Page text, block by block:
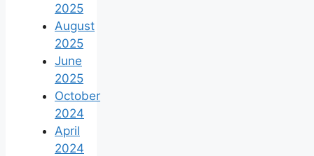
2025
August
2025
June
2025
October
2024
April
2024